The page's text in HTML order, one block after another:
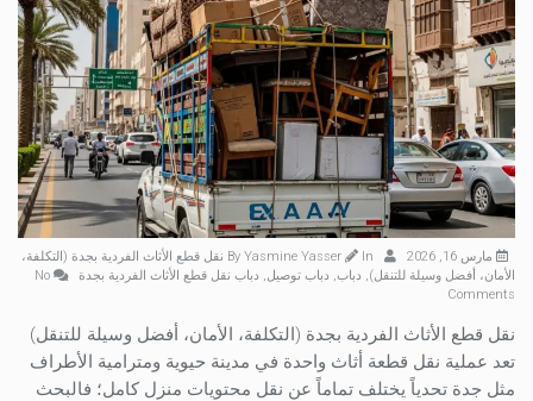
مارس 16, 2026 Yasmine Yasser In
نقل قطع الأثاث الفردية بجدة (التكلفة،
الأمان، أفضل وسيلة للتنقل), دباب, دباب توصيل, دباب نقل قطع الأثاث الفردية بجدة
No
Comments
نقل قطع الأثاث الفردية بجدة (التكلفة، الأمان، أفضل وسيلة للتنقل)
تعد عملية نقل قطعة أثاث واحدة في مدينة حيوية ومترامية الأطراف
مثل جدة تحدياً يختلف تماماً عن نقل محتويات منزل كامل؛ فالبحث